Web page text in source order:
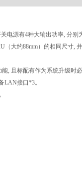
源有4种大输出功率, 分别
大约88mm）的相同尺寸,
, 且标配有作为系统升级时
LAN接口*3。